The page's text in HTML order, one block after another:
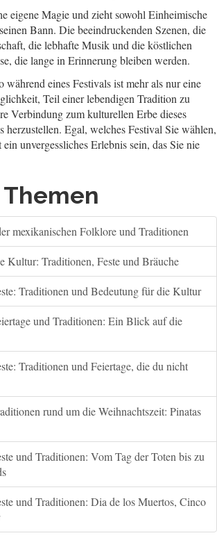
eigene Magie und zieht sowohl Einheimische
Bann. Die beeindruckenden Szenen, die
die lebhafte Musik und die köstlichen
die lange in Erinnerung bleiben werden.
eines Festivals ist mehr als nur eine
Teil einer lebendigen Tradition zu
Verbindung zum kulturellen Erbe dieses
herzustellen. Egal, welches Festival Sie wählen,
unvergessliches Erlebnis sein, das Sie nie
mexikanischen Folklore und Traditionen
Kultur: Traditionen, Feste und Bräuche
Traditionen und Bedeutung für die Kultur
und Traditionen: Ein Blick auf die
Traditionen und Feiertage, die du nicht
rund um die Weihnachtszeit: Pinatas
und Traditionen: Vom Tag der Toten bis zu
und Traditionen: Dia de los Muertos, Cinco